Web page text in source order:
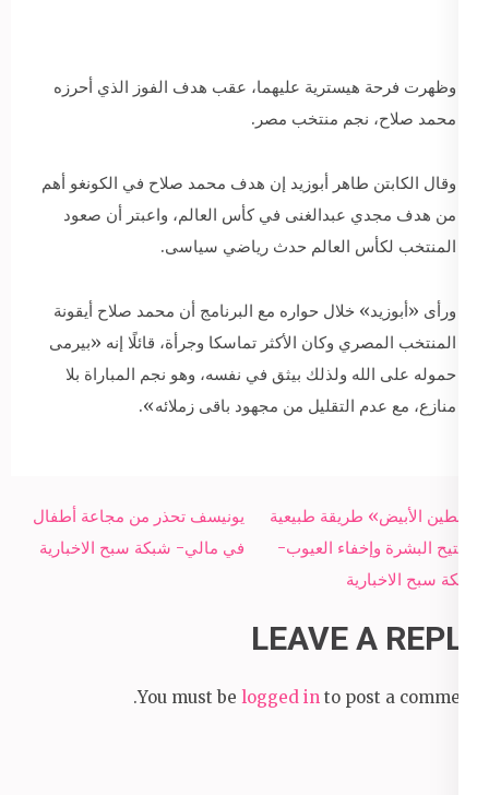
وظهرت فرحة هيسترية عليهما، عقب هدف الفوز الذي أحرزه
محمد صلاح، نجم منتخب مصر.
وقال الكابتن طاهر أبوزيد إن هدف محمد صلاح في الكونغو أهم
من هدف مجدي عبدالغنى في كأس العالم، واعبتر أن صعود
المنتخب لكأس العالم حدث رياضي سياسى.
ورأى «أبوزيد» خلال حواره مع البرنامج أن محمد صلاح أيقونة
المنتخب المصري وكان الأكثر تماسكا وجرأة، قائلًا إنه «بيرمى
حموله على الله ولذلك بيثق في نفسه، وهو نجم المباراة بلا
منازع، مع عدم التقليل من مجهود باقى زملائه».
Post
navigation
يونيسف تحذر من مجاعة أطفال
في مالي- شبكة سبح الاخبارية
«الطين الأبيض» طريقة طبيعية
لتفتيح البشرة وإخفاء العيوب-
شبكة سبح الاخبارية
LEAVE A REPLY
You must be logged in to post a comment.